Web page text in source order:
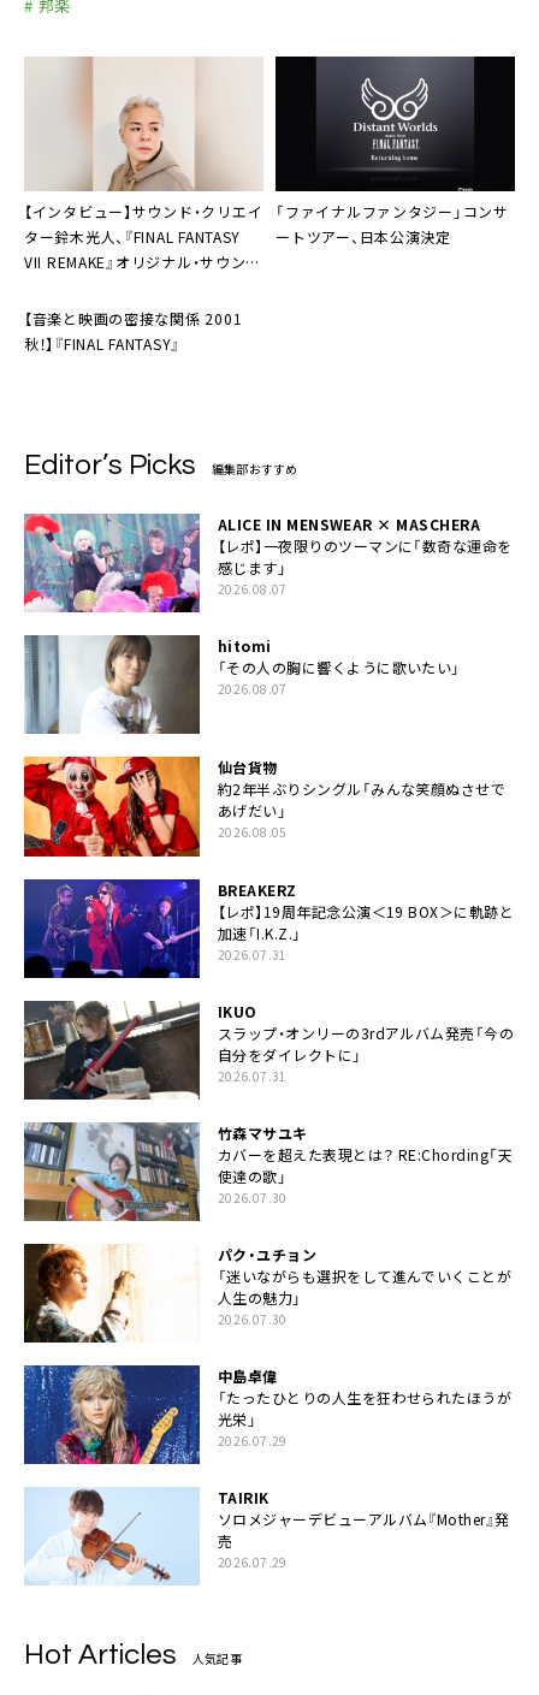
# 邦楽
【インタビュー】サウンド・クリエイ
ター鈴木光人、『FINAL FANTASY
VII REMAKE』オリジナル・サウンド
「ファイナルファンタジー 」コンサ
ートツアー、日本公演決定
【音楽と映画の密接な関係 2001
秋！】『FINAL FANTASY』
Editor’s Picks 編集部おすすめ
ALICE IN MENSWEAR × MASCHERA
【レポ】一夜限りのツーマンに「数奇な運命を
感じます」
2026.08.07
hitomi
「その人の胸に響くように歌いたい」
2026.08.07
仙台貨物
約2年半ぶりシングル「みんな笑顔ぬさせで
あげだい」
2026.08.05
BREAKERZ
【レポ】19周年記念公演＜19 BOX＞に軌跡と
加速「I.K.Z.」
2026.07.31
IKUO
スラップ・オンリーの3rdアルバム発売「今の
自分をダイレクトに」
2026.07.31
竹森マサユキ
カバーを超えた表現とは？ RE:Chording「天
使達の歌」
2026.07.30
パク・ユチョン
「迷いながらも選択をして進んでいくことが
人生の魅力」
2026.07.30
中島卓偉
「たったひとりの人生を狂わせられたほうが
光栄」
2026.07.29
TAIRIK
ソロメジャーデビューアルバム『Mother』発
売
2026.07.29
Hot Articles 人気記事